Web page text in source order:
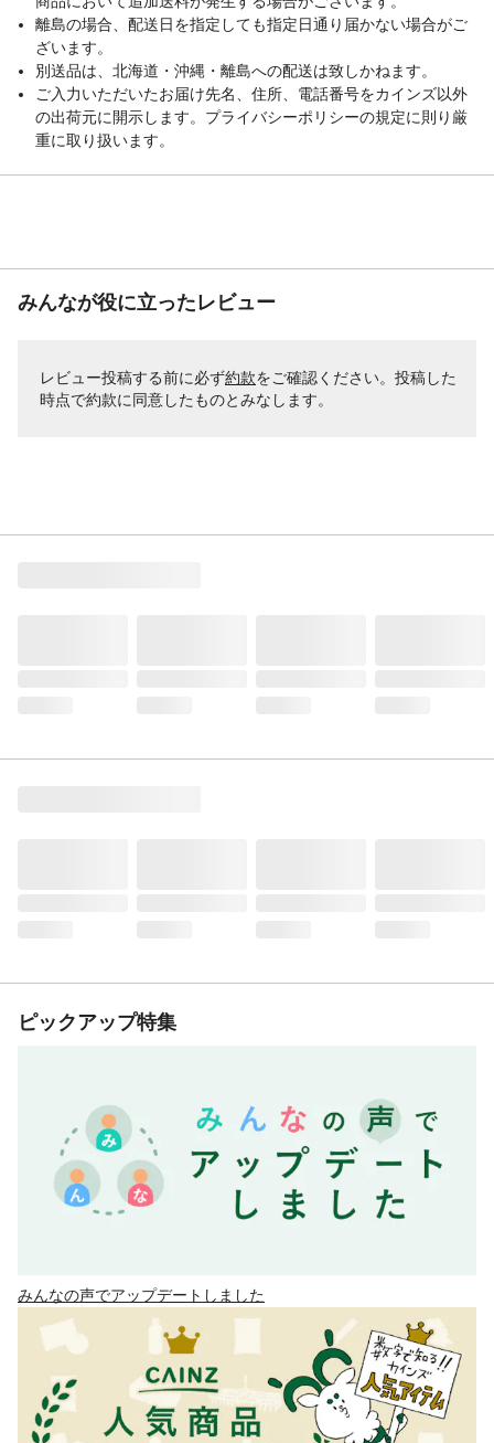
離島の場合、配送日を指定しても指定日通り届かない場合がご
ざいます。
別送品は、北海道・沖縄・離島への配送は致しかねます。
ご入力いただいたお届け先名、住所、電話番号をカインズ以外
の出荷元に開示します。プライバシーポリシーの規定に則り厳
重に取り扱います。
みんなが役に立ったレビュー
レビュー投稿する前に必ず約款をご確認ください。投稿した
時点で約款に同意したものとみなします。
ピックアップ特集
みんなの声でアップデートしました